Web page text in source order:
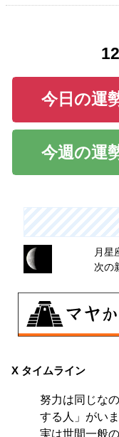
今日の運
今週の運
月星
次の
伝統や歴史的な過
を。
X タイムライン
努力は同じな
する人」がい
実は世間一般